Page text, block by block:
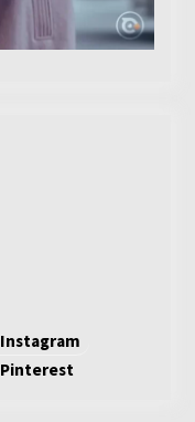
Instagram
Pinterest